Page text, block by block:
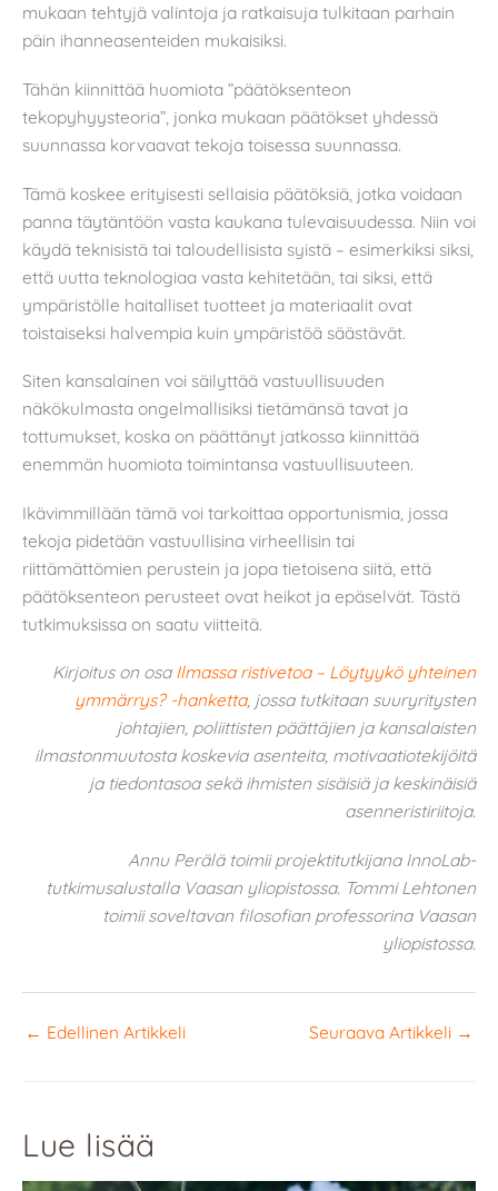
mukaan tehtyjä valintoja ja ratkaisuja tulkitaan parhain
päin ihanneasenteiden mukaisiksi.
Tähän kiinnittää huomiota ”päätöksenteon
tekopyhyysteoria”, jonka mukaan päätökset yhdessä
suunnassa korvaavat tekoja toisessa suunnassa.
Tämä koskee erityisesti sellaisia päätöksiä, jotka voidaan
panna täytäntöön vasta kaukana tulevaisuudessa. Niin voi
käydä teknisistä tai taloudellisista syistä – esimerkiksi siksi,
että uutta teknologiaa vasta kehitetään, tai siksi, että
ympäristölle haitalliset tuotteet ja materiaalit ovat
toistaiseksi halvempia kuin ympäristöä säästävät.
Siten kansalainen voi säilyttää vastuullisuuden
näkökulmasta ongelmallisiksi tietämänsä tavat ja
tottumukset, koska on päättänyt jatkossa kiinnittää
enemmän huomiota toimintansa vastuullisuuteen.
Ikävimmillään tämä voi tarkoittaa opportunismia, jossa
tekoja pidetään vastuullisina virheellisin tai
riittämättömien perustein ja jopa tietoisena siitä, että
päätöksenteon perusteet ovat heikot ja epäselvät. Tästä
tutkimuksissa on saatu viitteitä.
Kirjoitus on osa Ilmassa ristivetoa – Löytyykö yhteinen
ymmärrys? -hanketta, jossa tutkitaan suuryritysten
johtajien, poliittisten päättäjien ja kansalaisten
ilmastonmuutosta koskevia asenteita, motivaatiotekijöitä
ja tiedontasoa sekä ihmisten sisäisiä ja keskinäisiä
asenneristiriitoja.
Annu Perälä toimii projektitutkijana InnoLab-
tutkimusalustalla Vaasan yliopistossa. Tommi Lehtonen
toimii soveltavan filosofian professorina Vaasan
yliopistossa.
← Edellinen Artikkeli Seuraava Artikkeli →
Lue lisää